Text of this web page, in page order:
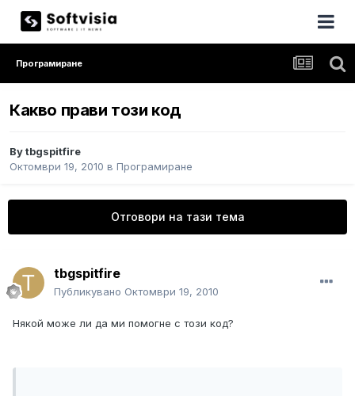
Програмиране
Какво прави този код
Bytbgspitfire
Октомври 19, 2010 в Програмиране
Отговори на тази тема
tbgspitfire
Публикувано Октомври 19, 2010
Някой може ли да ми помогне с този код?